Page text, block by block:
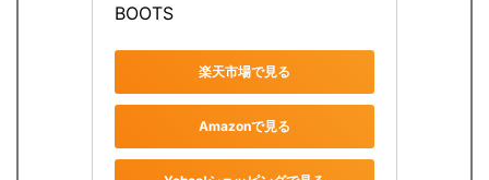
BOOTS
楽天市場で見る
Amazonで見る